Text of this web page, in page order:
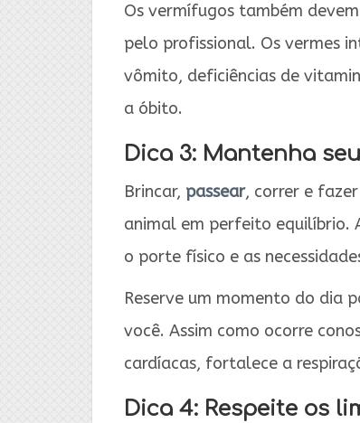
Os vermífugos também
pelo profissional. Os vermes
vômito, deficiências de
a óbito.
Dica 3: Mantenha
Brincar, passear, correr e
animal em perfeito equilíbrio.
o porte físico e as
Reserve um momento do dia
você. Assim como ocorre
cardíacas, fortalece a
Dica 4: Respeite os